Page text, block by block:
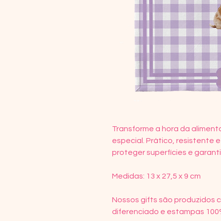
Transforme a hora da
especial. Prático, resistente
proteger superfícies e
Medidas: 13 x 27,5 x 9 cm
Nossos gifts são produzidos
diferenciado e estampas